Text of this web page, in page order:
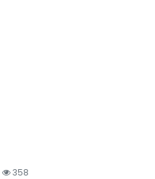
358